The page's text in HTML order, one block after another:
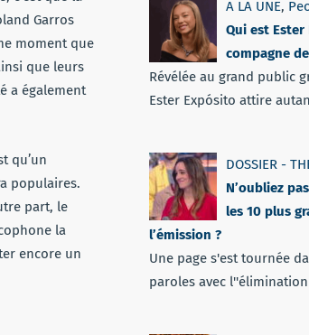
Garros
moment que
que leurs
a également
qu’un
populaires.
part, le
la
encore un
A LA UNE,
Qui est
compagne
Révélée au grand public
Ester Expósito attire
DOSSIER -
N’oubliez
les 10 plus
l’émission ?
Une page s'est tournée
paroles avec